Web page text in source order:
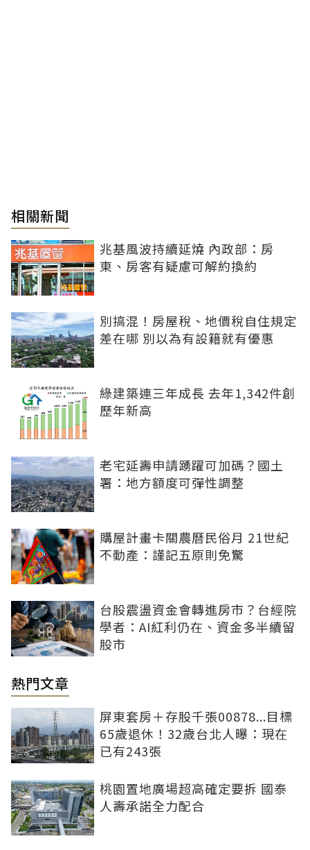
相關新聞
兆基風波持續延燒 內政部：房
東、房客有疑慮可解約換約
別搞混！房屋稅、地價稅自住規定
差在哪 別以為有設籍就有優惠
綠建築連三年成長 去年1,342件創
歷年新高
老宅延壽申請踴躍可加碼？國土
署：地方額度可彈性調整
購屋計畫卡關農曆民俗月 21世紀
不動產：謹記五原則免驚
台股震盪資金會轉進房市？台經院
學者：AI紅利仍在、資金多半續留
股市
熱門文章
屏東套房＋存股千張00878...目標
65歲退休！32歲台北人曝：現在
已有243張
桃園置地廣場超高確定要拆 國泰
人壽承諾全力配合